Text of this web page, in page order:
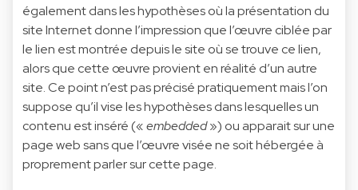
également dans les hypothèses où la présentation du
site Internet donne l’impression que l’œuvre ciblée par
le lien est montrée depuis le site où se trouve ce lien,
alors que cette œuvre provient en réalité d’un autre
site. Ce point n’est pas précisé pratiquement mais l’on
suppose qu’il vise les hypothèses dans lesquelles un
contenu est inséré («embedded») ou apparait sur une
page web sans que l’œuvre visée ne soit hébergée à
proprement parler sur cette page.